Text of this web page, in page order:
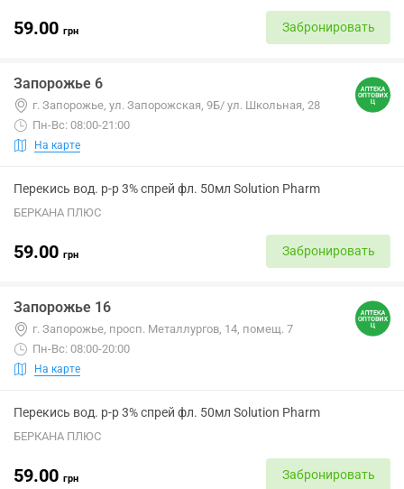
59.00 грн Забронировать
Запорожье 6
г. Запорожье, ул. Запорожская, 9Б/ ул. Школьная, 28
Пн-Вс: 08:00-21:00
На карте
Перекись вод. р-р 3% спрей фл. 50мл Solution Pharm
БЕРКАНА ПЛЮС
59.00 грн Забронировать
Запорожье 16
г. Запорожье, просп. Металлургов, 14, помещ. 7
Пн-Вс: 08:00-20:00
На карте
Перекись вод. р-р 3% спрей фл. 50мл Solution Pharm
БЕРКАНА ПЛЮС
59.00 грн Забронировать